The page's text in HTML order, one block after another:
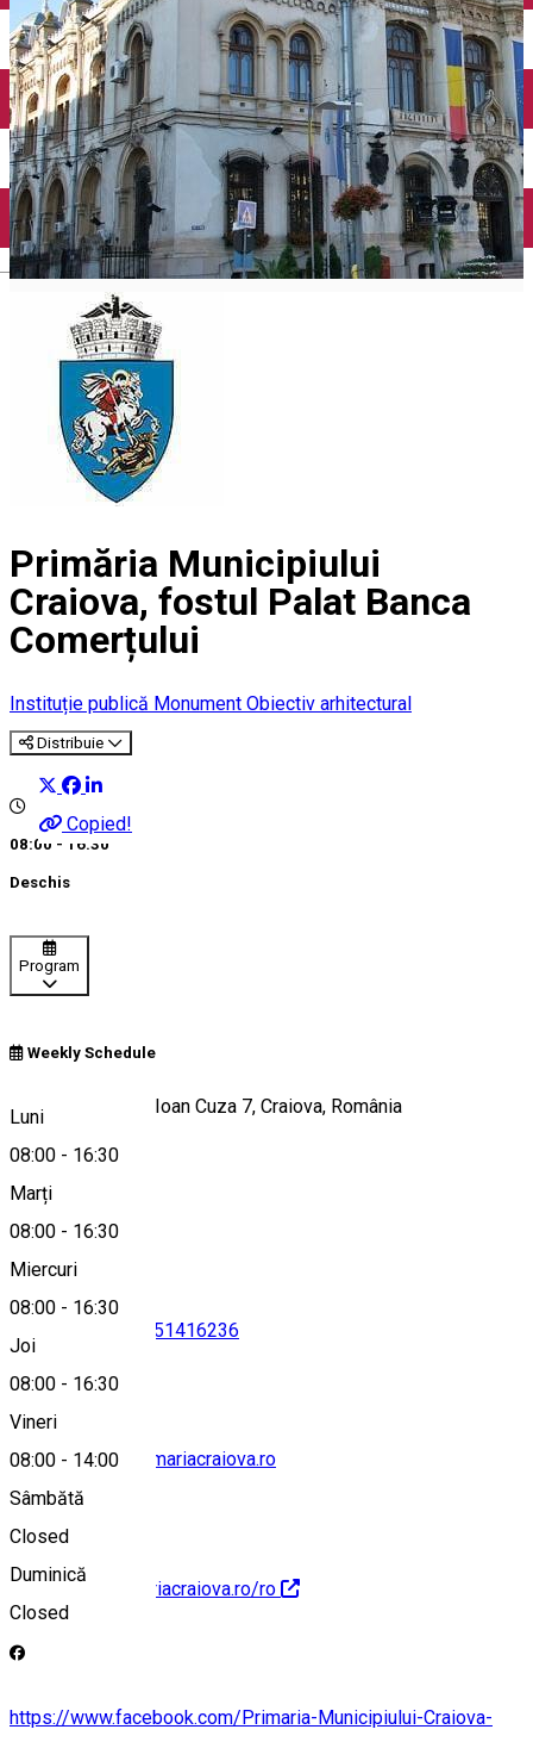
English
Închirieri auto
Închirieri biciclete
Taxi
Încărcare vehicule electrice
Primăria Municipiului
Craiova, fostul Palat Banca
Comerțului
Instituție publică Monument Obiectiv arhitectural
Distribuie
Copied!
08:00 - 16:30
Deschis
Program
Weekly Schedule
Luni
08:00 - 16:30
Marți
08:00 - 16:30
Miercuri
08:00 - 16:30
Joi
08:00 - 16:30
Vineri
08:00 - 14:00
Sâmbătă
Closed
Duminică
Closed
Strada Alexandru Ioan Cuza 7, Craiova, România
Hartă
0251416236
consiliulocal@primariacraiova.ro
http://www.primariacraiova.ro/ro
https://www.facebook.com/Primaria-Municipiului-Craiova-